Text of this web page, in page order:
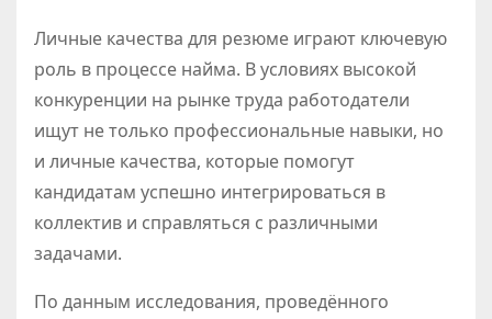
Личные качества для резюме играют ключевую
роль в процессе найма. В условиях высокой
конкуренции на рынке труда работодатели
ищут не только профессиональные навыки, но
и личные качества, которые помогут
кандидатам успешно интегрироваться в
коллектив и справляться с различными
задачами.
По данным исследования, проведённого